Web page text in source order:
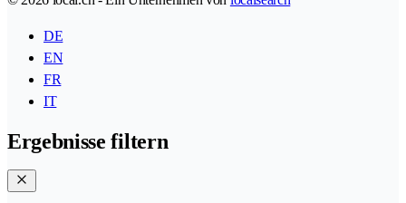
DE
EN
FR
IT
Ergebnisse filtern